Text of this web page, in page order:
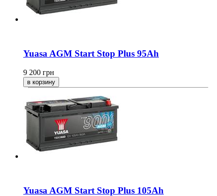
Yuasa AGM Start Stop Plus 95Ah
9 200 грн
Yuasa AGM Start Stop Plus 105Ah